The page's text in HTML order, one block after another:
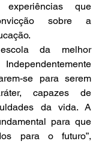
que
sobre a
da melhor
se para serem
capazes de
da vida. A
para que
para o futuro”,